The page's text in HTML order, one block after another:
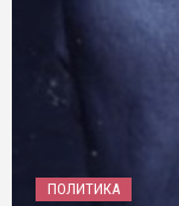
ПОЛИТИКА